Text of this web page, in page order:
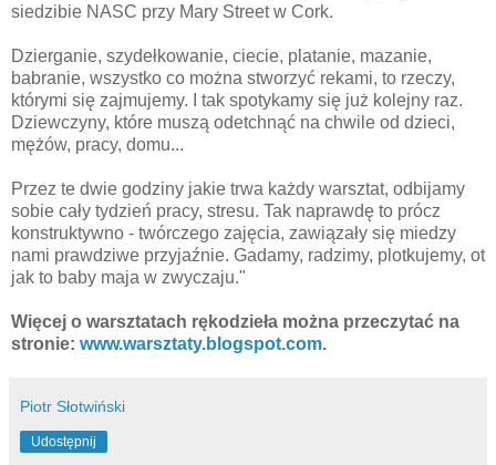
siedzibie NASC przy Mary Streetw Cork.
Dzierganie, szydełkowanie, ciecie, platanie, mazanie,
babranie, wszystko co można stworzyć rekami, to rzeczy,
którymi się zajmujemy. I tak spotykamy się już kolejny raz.
Dziewczyny, które muszą odetchnąć na chwile od dzieci,
mężów, pracy, domu...
Przez te dwie godziny jakie trwa każdy warsztat, odbijamy
sobie cały tydzień pracy, stresu. Tak naprawdę to prócz
konstruktywno - twórczego zajęcia, zawiązały się miedzy
nami prawdziwe przyjaźnie. Gadamy, radzimy, plotkujemy, ot
jak to baby maja w zwyczaju."
Więcej o warsztatach rękodzieła można przeczytać na
stronie: www.warsztaty.blogspot.com.
Piotr Słotwiński
Udostępnij